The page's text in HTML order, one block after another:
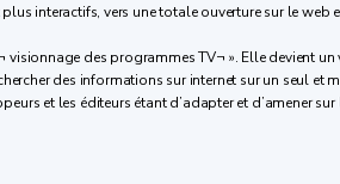
interactifs, vers une totale ouverture sur le web
des programmes TV¬ ». Elle devient
des informations sur internet sur un seul et
et les éditeurs étant d’adapter et